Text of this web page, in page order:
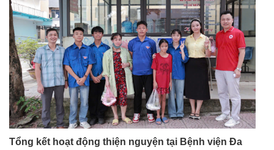
Tổng kết hoạt động thiện nguyện tại Bệnh viện Đa